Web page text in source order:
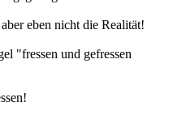
eben nicht die Realität!
"fressen und gefressen